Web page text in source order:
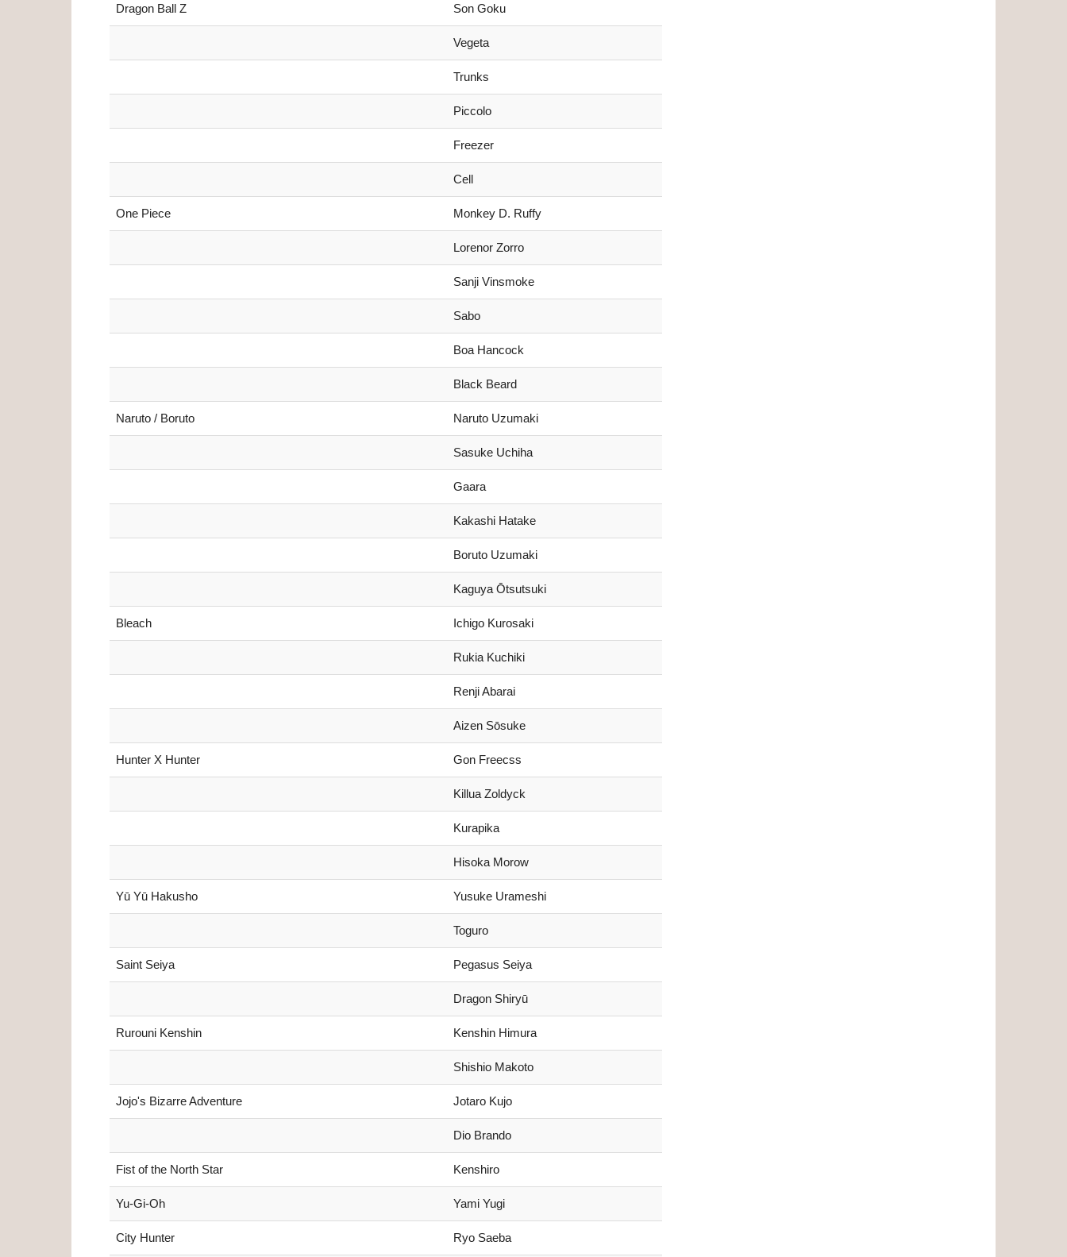
Dragon Ball Z Son Goku
Vegeta
Trunks
Piccolo
Freezer
Cell
One Piece Monkey D. Ruffy
Lorenor Zorro
Sanji Vinsmoke
Sabo
Boa Hancock
Black Beard
Naruto / Boruto Naruto Uzumaki
Sasuke Uchiha
Gaara
Kakashi Hatake
Boruto Uzumaki
Kaguya Ōtsutsuki
Bleach Ichigo Kurosaki
Rukia Kuchiki
Renji Abarai
Aizen Sōsuke
Hunter X Hunter Gon Freecss
Killua Zoldyck
Kurapika
Hisoka Morow
Yū Yū Hakusho Yusuke Urameshi
Toguro
Saint Seiya Pegasus Seiya
Dragon Shiryū
Rurouni Kenshin Kenshin Himura
Shishio Makoto
Jojo's Bizarre Adventure Jotaro Kujo
Dio Brando
Fist of the North Star Kenshiro
Yu-Gi-Oh Yami Yugi
City Hunter Ryo Saeba